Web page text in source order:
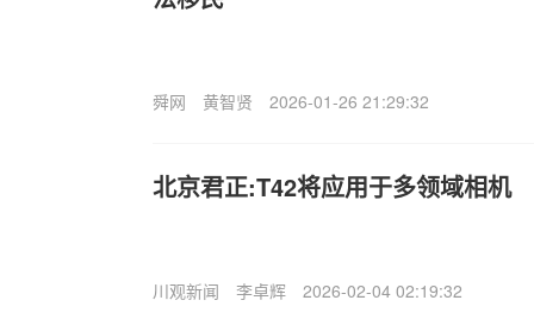
舜网 黄智贤 2026-01-26 21:29:32
北京君正:T42将应用于多领域相机
川观新闻 李卓辉 2026-02-04 02:19:32